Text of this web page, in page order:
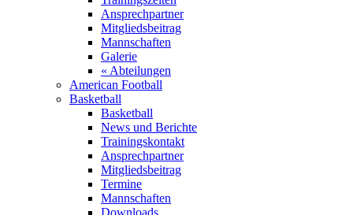
Ansprechpartner
Mitgliedsbeitrag
Mannschaften
Galerie
« Abteilungen
American Football
Basketball
Basketball
News und Berichte
Trainingskontakt
Ansprechpartner
Mitgliedsbeitrag
Termine
Mannschaften
Downloads